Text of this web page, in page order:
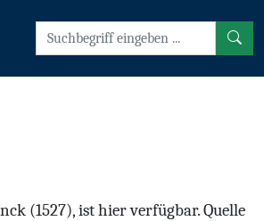
(1527), ist hier verfügbar. Quelle